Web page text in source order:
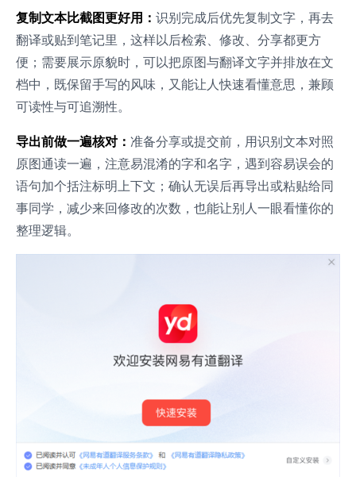
复制文本比截图更好用： 识别完成后优先复制文字，再去
翻译或贴到笔记里，这样以后检索、修改、分享都更方
便；需要展示原貌时，可以把原图与翻译文字并排放在文
档中，既保留手写的风味，又能让人快速看懂意思，兼顾
可读性与可追溯性。
导出前做一遍核对： 准备分享或提交前，用识别文本对照
原图通读一遍，注意易混淆的字和名字，遇到容易误会的
语句加个括注标明上下文；确认无误后再导出或粘贴给同
事同学，减少来回修改的次数，也能让别人一眼看懂你的
整理逻辑。